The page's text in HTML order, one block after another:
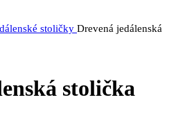
stoličky Drevená jedálenská
stolička